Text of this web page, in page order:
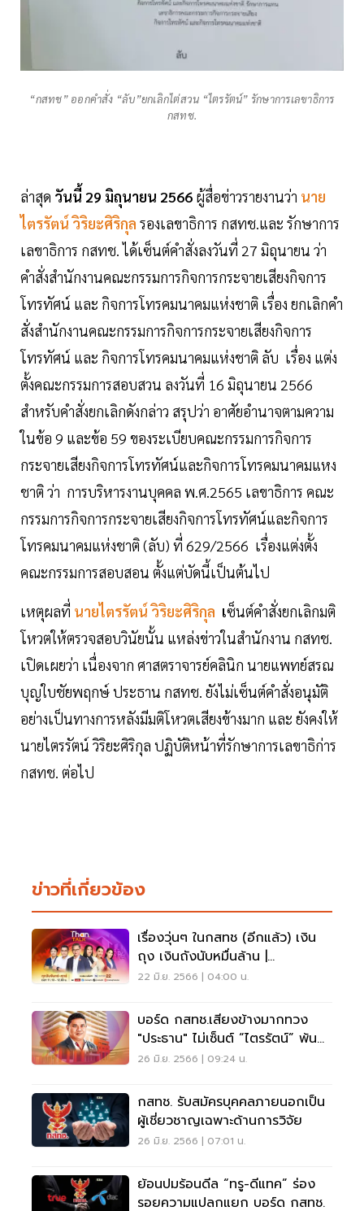
“กสทช” ออกคำสั่ง “ลับ”ยกเลิกไต่สวน “ไตรรัตน์” รักษาการเลขาธิการ
กสทช.
ล่าสุด วันนี้ 29 มิถุนายน 2566 ผู้สื่อข่าวรายงานว่า นาย
ไตรรัตน์ วิริยะศิริกุล รองเลขาธิการ กสทช.และ รักษาการ
เลขาธิการ กสทช. ได้เซ็นต์คำสั่งลงวันที่ 27 มิถุนายน ว่า
คำสั่งสำนักงานคณะกรรมการกิจการกระจายเสียงกิจการ
โทรทัศน์ และ กิจการโทรคมนาคมแห่งชาติ เรื่อง ยกเลิกคำ
สั่งสำนักงานคณะกรรมการกิจการกระจายเสียงกิจการ
โทรทัศน์ และ กิจการโทรคมนาคมแห่งชาติ ลับ เรื่อง แต่ง
ตั้งคณะกรรมการสอบสวน ลงวันที่ 16 มิถุนายน 2566
สำหรับคำสั่งยกเลิกดังกล่าว สรุปว่า อาศัยอำนาจตามความ
ในข้อ 9 และข้อ 59 ของระเบียบคณะกรรมการกิจการ
กระจายเสียงกิจการโทรทัศน์และกิจการโทรคมนาคมแหง
ชาติ ว่า การบริหารงานบุคคล พ.ศ.2565 เลขาธิการ คณะ
กรรมการกิจการกระจายเสียงกิจการโทรทัศน์และกิจการ
โทรคมนาคมแห่งชาติ (ลับ) ที่ 629/2566 เรื่องแต่งตั้ง
คณะกรรมการสอบสอน ตั้งแต่บัดนี้เป็นต้นไป
เหตุผลที่ นายไตรรัตน์ วิริยะศิริกุล เซ็นต์คำสั่งยกเลิกมติ
โหวตให้ตรวจสอบวินัยนั้น แหล่งข่าวในสำนักงาน กสทช.
เปิดเผยว่า เนื่องจาก ศาสตราจารย์คลินิก นายแพทย์สรณ
บุญใบชัยพฤกษ์ ประธาน กสทช. ยังไม่เซ็นต์คำสั่งอนุมัติ
อย่างเป็นทางการหลังมีมติโหวตเสียงข้างมาก และ ยังคงให้
นายไตรรัตน์ วิริยะศิริกุล ปฏิบัติหน้าที่รักษาการเลขาธิก่าร
กสทช. ต่อไป
ข่าวที่เกี่ยวข้อง
เรื่องวุ่นๆ ในกสทช (อีกแล้ว) เงิน
ถุง เงินถังนับหมื่นล้าน |
THANTALK ON TV
22 มิ.ย. 2566 | 04:00 น.
บอร์ด กสทช.เสียงข้างมากทวง
"ประธาน" ไม่เซ็นต์ “ไตรรัตน์” พ้น
รักษาการเลขาฯ
26 มิ.ย. 2566 | 09:24 น.
กสทช. รับสมัครบุคคลภายนอกเป็น
ผู้เชี่ยวชาญเฉพาะด้านการวิจัย
26 มิ.ย. 2566 | 07:01 น.
ย้อนปมร้อนดีล “ทรู-ดีแทค” ร่อง
รอยความแปลกแยก บอร์ด กสทช.